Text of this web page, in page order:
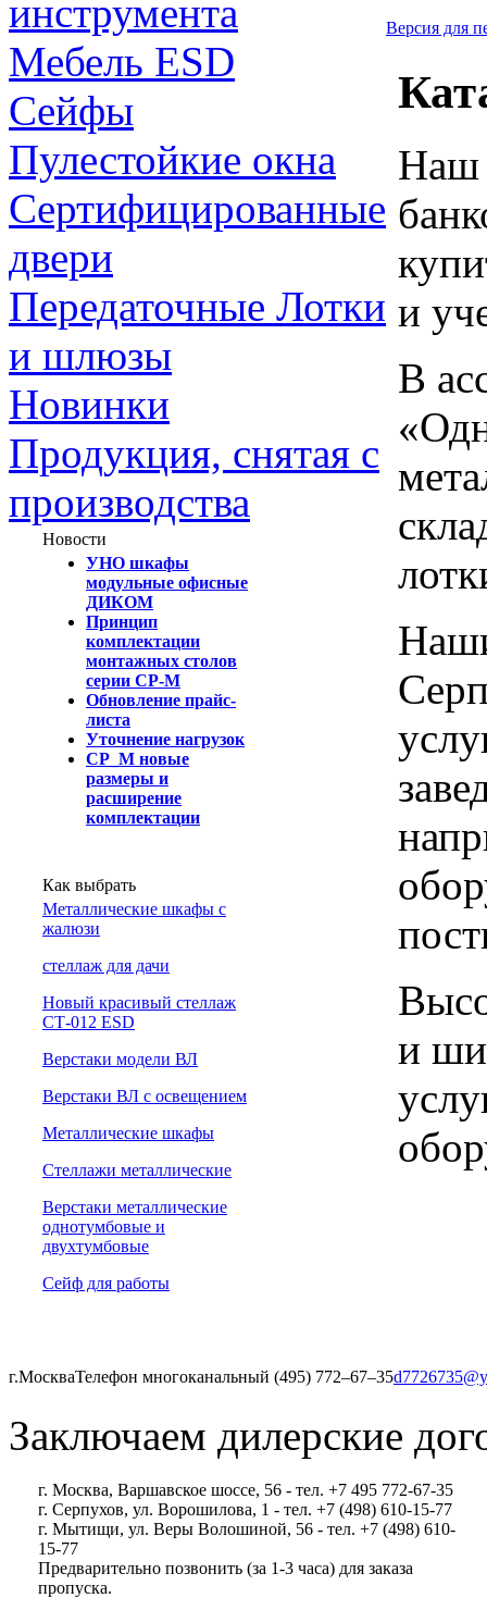
инструмента
Мебель ESD
Сейфы
Пулестойкие окна
Сертифицированные
двери
Передаточные Лотки
и шлюзы
Новинки
Продукция, снятая с
производства
Новости
УНО шкафы
модульные офисные
ДИКОМ
Принцип
комплектации
монтажных столов
серии СР-М
Обновление прайс-
листа
Уточнение нагрузок
СР_М новые
размеры и
расширение
комплектации
Как выбрать
Металлические шкафы с
жалюзи
cтеллаж для дачи
Новый красивый стеллаж
СТ-012 ESD
Верстаки модели ВЛ
Верстаки ВЛ с освещением
Металлические шкафы
Стеллажи металлические
Верстаки металлические
однотумбовые и
двухтумбовые
Сейф для работы
Версия для
Наш
и
В
и
г.МоскваТелефон многоканальный (495) 772‒67‒35
Заключаем дилерские
г. Москва, Варшавское шоссе, 56 - тел. +7 495 772-67-35
г. Серпухов, ул. Ворошилова, 1 - тел. +7 (498) 610-15-77
г. Мытищи, ул. Веры Волошиной, 56 - тел. +7 (498) 610-
15-77
Предварительно позвонить (за 1-3 часа) для заказа
пропуска.